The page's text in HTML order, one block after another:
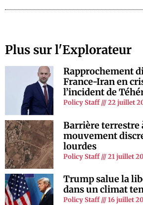
Plus sur l'Explorateur
Rapprochement
France-Iran en
l’incident de
Policy Staff 22 juillet
Barrière terrestre
mouvement
lourdes
Policy Staff 21 juillet
Trump salue la
dans un climat
Policy Staff 16 juillet